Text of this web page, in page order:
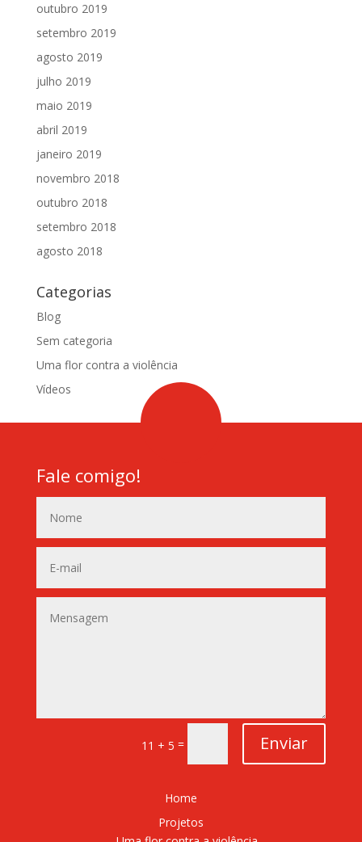
outubro 2019
setembro 2019
agosto 2019
julho 2019
maio 2019
abril 2019
janeiro 2019
novembro 2018
outubro 2018
setembro 2018
agosto 2018
Categorias
Blog
Sem categoria
Uma flor contra a violência
Vídeos
Fale comigo!
11 + 5 = Enviar
Home
Projetos